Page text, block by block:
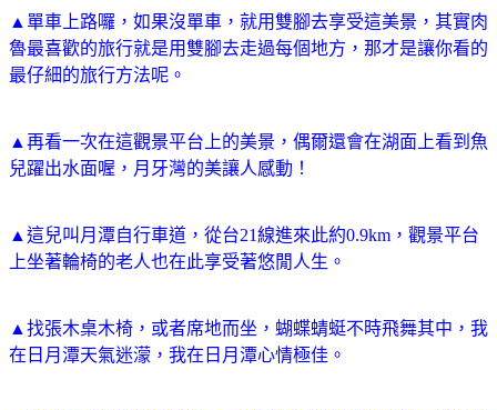
▲單車上路囉，如果沒單車，就用雙腳去享受這美景，其實肉
魯最喜歡的旅行就是用雙腳去走過每個地方，那才是讓你看的
最仔細的旅行方法呢。
▲再看一次在這觀景平台上的美景，偶爾還會在湖面上看到魚
兒躍出水面喔，月牙灣的美讓人感動！
▲這兒叫月潭自行車道，從台21線進來此約0.9km，觀景平台
上坐著輪椅的老人也在此享受著悠閒人生。
▲找張木桌木椅，或者席地而坐，蝴蝶蜻蜓不時飛舞其中，我
在日月潭天氣迷濛，我在日月潭心情極佳。